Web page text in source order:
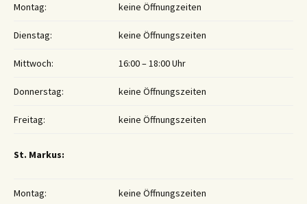
Montag: keine Öffnungzeiten
Dienstag: keine Öffnungszeiten
Mittwoch: 16:00 – 18:00 Uhr
Donnerstag: keine Öffnungszeiten
Freitag: keine Öffnungszeiten
St. Markus:
Montag: keine Öffnungszeiten